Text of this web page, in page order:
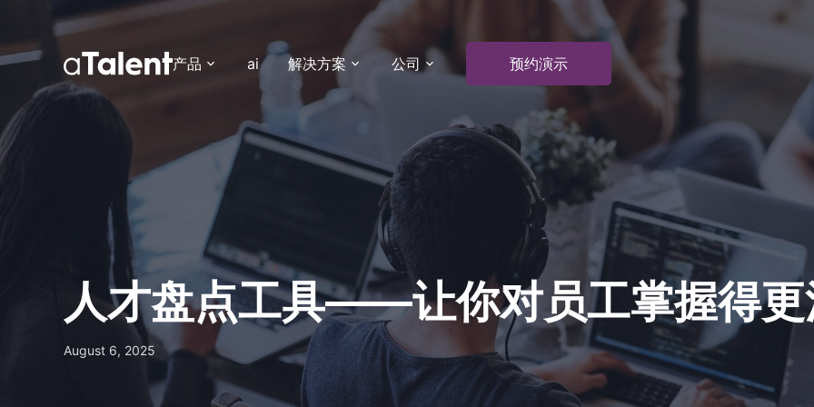
产品 ai 解决方案 公司 预约演示
人才盘点工具——让你对员工掌握得更
August 6, 2025